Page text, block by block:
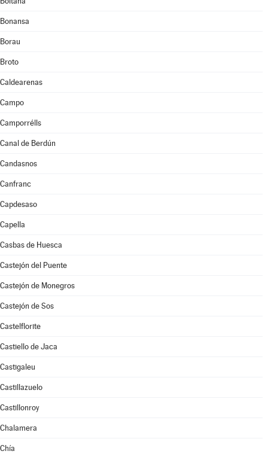
Bonansa
Borau
Broto
Caldearenas
Campo
Camporrélls
Canal de Berdún
Candasnos
Canfranc
Capdesaso
Capella
Casbas de Huesca
Castejón del Puente
Castejón de Monegros
Castejón de Sos
Castelflorite
Castiello de Jaca
Castigaleu
Castillazuelo
Castillonroy
Chalamera
Chía